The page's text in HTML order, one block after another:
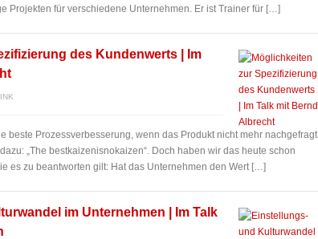
Projekten für verschiedene Unternehmen. Er ist Trainer für […]
des Kundenwerts | Im
beste Prozessverbesserung, wenn das Produkt nicht mehr nachgefragt
„The bestkaizenisnokaizen“. Doch haben wir das heute schon
es zu beantworten gilt: Hat das Unternehmen den Wert […]
im Unternehmen | Im Talk